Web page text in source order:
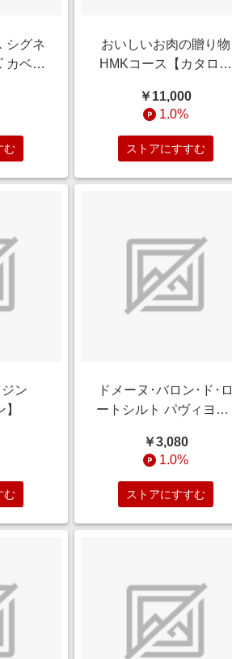
シグネ
カベル
イン/
ン】
む
おいしいお肉の贈り物
HMKコース【カタログ
￥11,000
1.0%
ストアにすすむ
ン
む
ドメーヌ･バロン･ド･ロ
ートシルト パヴィヨン･
ハーフ 375ml【白ワイ
ン/貴腐･アイスワイン】
￥3,080
1.0%
ストアにすすむ